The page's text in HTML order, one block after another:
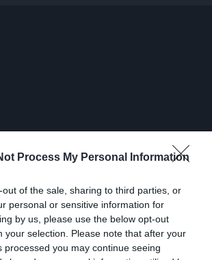
Process My Personal Information
out of the sale, sharing to third parties, or
personal or sensitive information for
by us, please use the below opt-out
your selection. Please note that after your
processed you may continue seeing
0
Kopiuj link
Dodaj do przyjaciół